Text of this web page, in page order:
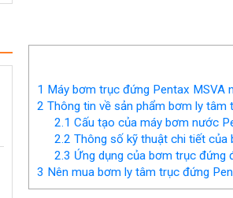
1 Máy bơm trục đứng Pentax MSVA
2 Thông tin về sản phẩm bơm ly
2.1 Cấu tạo của máy bơm nước
2.2 Thông số kỹ thuật chi tiết của
2.3 Ứng dụng của bơm trục đứng
3 Nên mua bơm ly tâm trục đứng